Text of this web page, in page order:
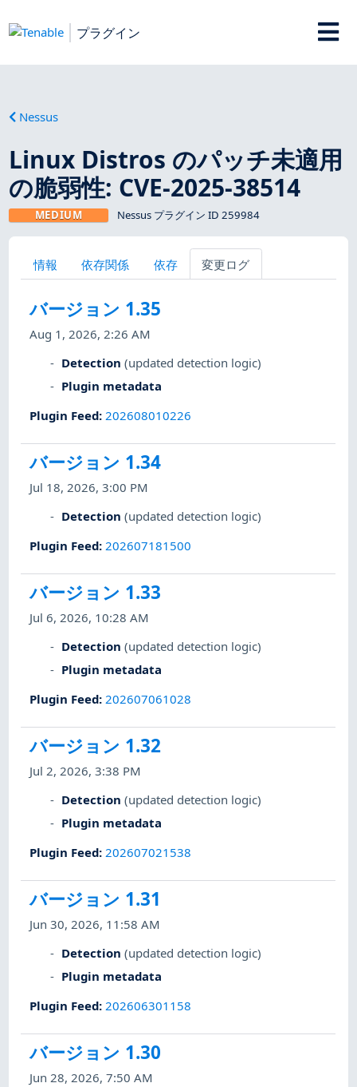
プラグイン
Nessus
Linux Distros のパッチ未適用
の脆弱性: CVE-2025-38514
MEDIUM Nessus プラグイン ID 259984
情報 依存関係 依存 変更ログ
バージョン 1.35
Aug 1, 2026, 2:26 AM
Detection (updated detection logic)
Plugin metadata
Plugin Feed: 202608010226
バージョン 1.34
Jul 18, 2026, 3:00 PM
Detection (updated detection logic)
Plugin Feed: 202607181500
バージョン 1.33
Jul 6, 2026, 10:28 AM
Detection (updated detection logic)
Plugin metadata
Plugin Feed: 202607061028
バージョン 1.32
Jul 2, 2026, 3:38 PM
Detection (updated detection logic)
Plugin metadata
Plugin Feed: 202607021538
バージョン 1.31
Jun 30, 2026, 11:58 AM
Detection (updated detection logic)
Plugin metadata
Plugin Feed: 202606301158
バージョン 1.30
Jun 28, 2026, 7:50 AM